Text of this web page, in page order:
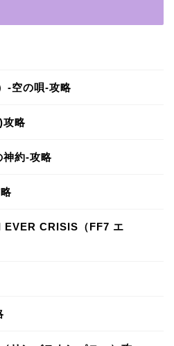
-空の唄-攻略
略
約-攻略
CRISIS（FF7 エ